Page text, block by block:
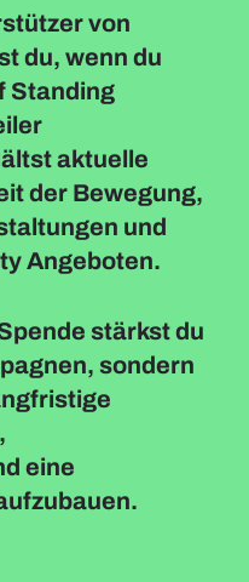
von
du, wenn du
Standing
aktuelle
der Bewegung,
und
Angeboten.
stärkst du
sondern
eine